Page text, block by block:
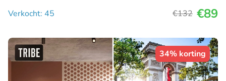
Verkocht: 45
€132 €89
34% korting